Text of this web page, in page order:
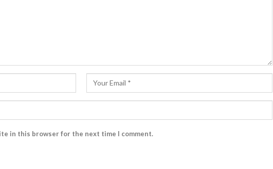
in this browser for the next time I comment.